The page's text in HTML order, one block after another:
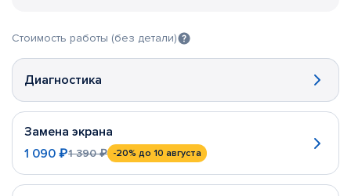
Стоимость работы (без детали)
Диагностика
Замена экрана
1 090 ₽1 390 ₽ -20% до 10 августа